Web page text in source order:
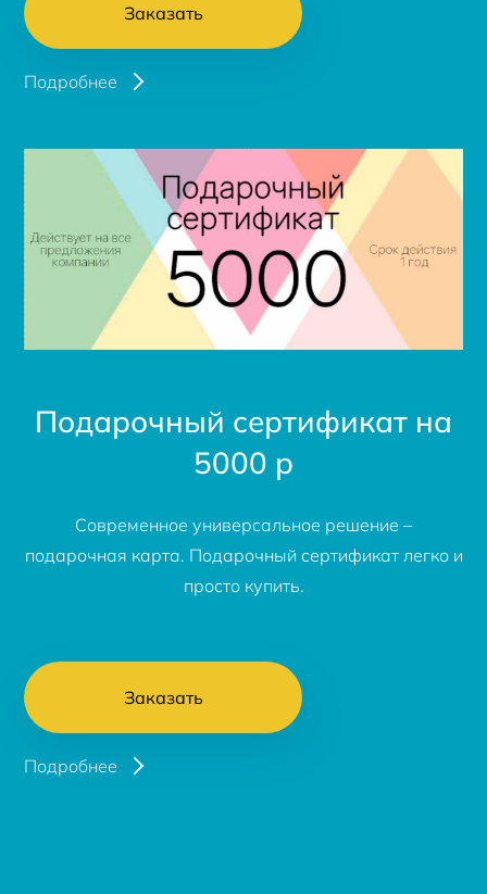
Заказать
Подробнее
Подарочный сертификат на
5000 р
Современное универсальное решение –
подарочная карта. Подарочный сертификат легко и
просто купить.
Заказать
Подробнее